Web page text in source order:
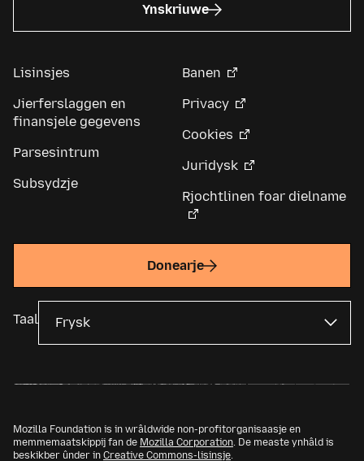
Ynskriuwe
Lisinsjes
Jierferslaggen en
finansjele gegevens
Parsesintrum
Subsydzje
Banen
Privacy
Cookies
Juridysk
Rjochtlinen foar dielname
Donearje
Taal
Mozilla Foundation is in wrâldwide non-profitorganisaasje en
memmemaatskippij fan de Mozilla Corporation. De measte ynhâld is
beskikber ûnder in Creative Commons-lisinsje.